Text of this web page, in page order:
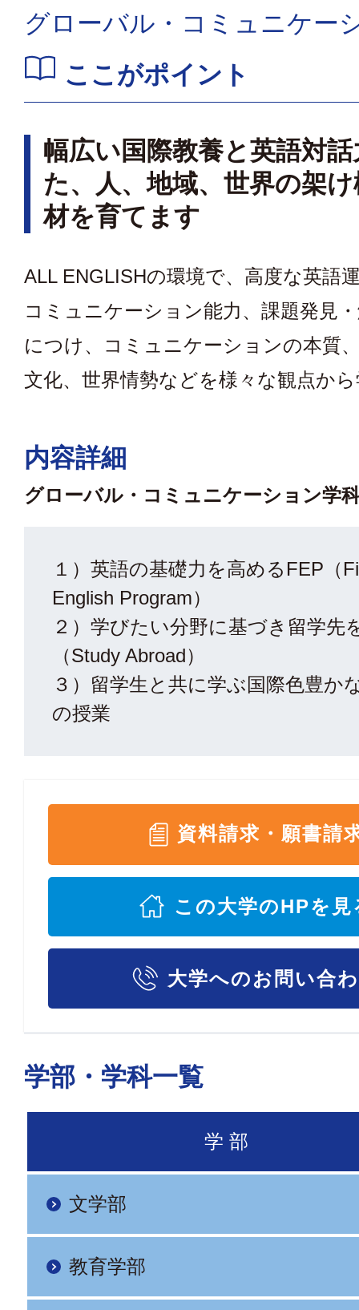
グローバル・コミュニケー
ここがポイント
幅広い国際教養と英語対
た、人、地域、世界の架
材を育てます
ALL ENGLISHの環境で、高度な英語
コミュニケーション能力、課題発見
につけ、コミュニケーションの本質
文化、世界情勢などを様々な観点か
内容詳細
グローバル・コミュニケーション学
１）英語の基礎力を高めるFEP（
English Program）
２）学びたい分野に基づき留学先
（Study Abroad）
３）留学生と共に学ぶ国際色豊か
の授業
資料請求・願書請
この大学のHPを見
大学へのお問い合
学部・学科一覧
学 部
文学部
教育学部